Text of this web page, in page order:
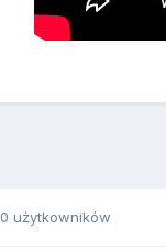
0 użytkowników